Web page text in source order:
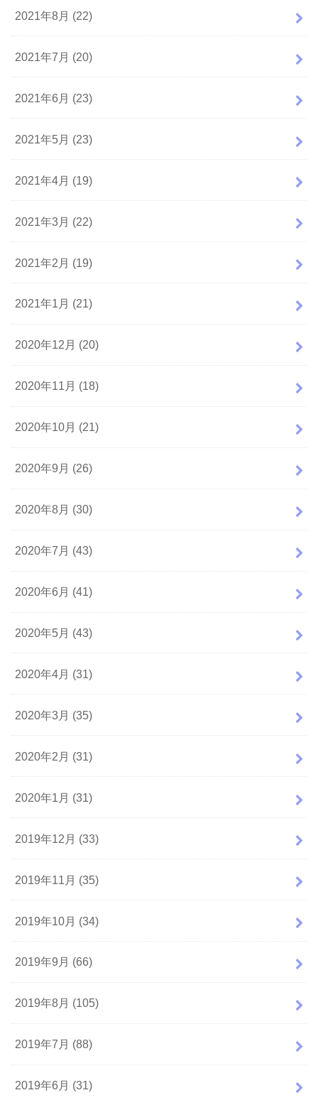
2021年8月 (22)
2021年7月 (20)
2021年6月 (23)
2021年5月 (23)
2021年4月 (19)
2021年3月 (22)
2021年2月 (19)
2021年1月 (21)
2020年12月 (20)
2020年11月 (18)
2020年10月 (21)
2020年9月 (26)
2020年8月 (30)
2020年7月 (43)
2020年6月 (41)
2020年5月 (43)
2020年4月 (31)
2020年3月 (35)
2020年2月 (31)
2020年1月 (31)
2019年12月 (33)
2019年11月 (35)
2019年10月 (34)
2019年9月 (66)
2019年8月 (105)
2019年7月 (88)
2019年6月 (31)